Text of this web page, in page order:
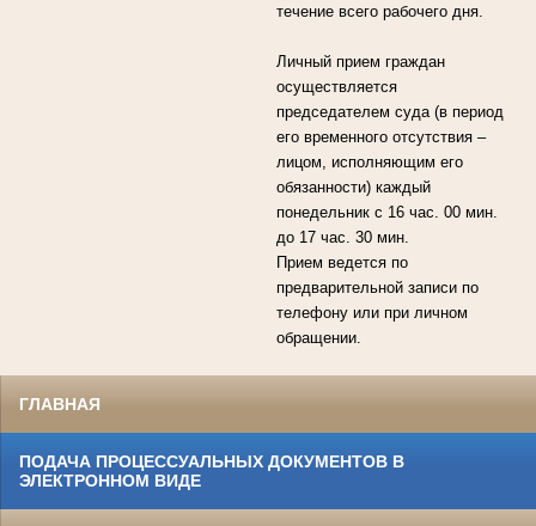
течение всего рабочего дня.
Личный прием граждан
осуществляется
председателем суда (в период
его временного отсутствия –
лицом, исполняющим его
обязанности) каждый
понедельник с 16 час. 00 мин.
до 17 час. 30 мин.
Прием ведется по
предварительной записи по
телефону или при личном
обращении.
ГЛАВНАЯ
ПОДАЧА ПРОЦЕССУАЛЬНЫХ ДОКУМЕНТОВ В
ЭЛЕКТРОННОМ ВИДЕ